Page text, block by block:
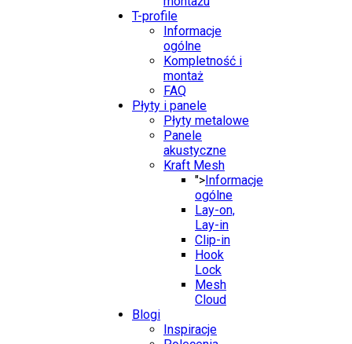
T-profile
Informacje
ogólne
Kompletność i
montaż
FAQ
Płyty i panele
Płyty metalowe
Panele
akustyczne
Kraft Mesh
">Informacje
ogólne
Lay-on,
Lay-in
Clip-in
Hook
Lock
Mesh
Cloud
Blogi
Inspiracje